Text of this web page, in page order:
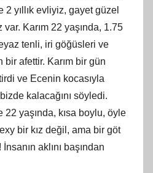
yıllık evliyiz, gayet güzel
var. Karım 22 yaşında, 1.75
tenli, iri göğüsleri ve
bir afettir. Karım bir gün
ve Ecenin kocasıyla
kalacağını söyledi.
22 yaşında, kısa boylu, öyle
bir kız değil, ama bir göt
aklını başından